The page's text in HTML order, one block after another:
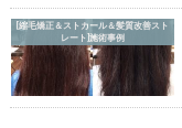
[縮毛矯正＆ストカール＆髪質改善スト
レート]施術事例